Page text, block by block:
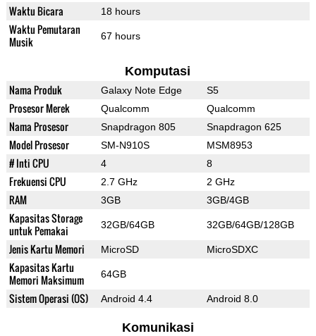
Waktu Bicara 18 hours
Waktu Pemutaran
Musik
67 hours
Komputasi
Nama Produk Galaxy Note Edge S5
Prosesor Merek Qualcomm Qualcomm
Nama Prosesor Snapdragon 805 Snapdragon 625
Model Prosesor SM-N910S MSM8953
# Inti CPU 4 8
Frekuensi CPU 2.7 GHz 2 GHz
RAM 3GB 3GB/4GB
Kapasitas Storage
untuk Pemakai
32GB/64GB 32GB/64GB/128GB
Jenis Kartu Memori MicroSD MicroSDXC
Kapasitas Kartu
Memori Maksimum
64GB
Sistem Operasi (OS) Android 4.4 Android 8.0
Komunikasi